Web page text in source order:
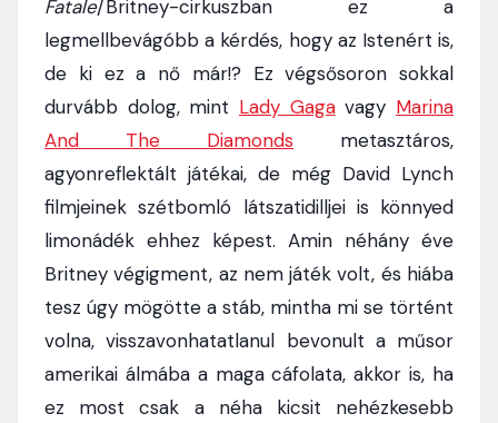
Fatale/Britney-cirkuszban ez a
legmellbevágóbb a kérdés, hogy az Istenért is,
de ki ez a nő már!? Ez végsősoron sokkal
durvább dolog, mint Lady Gagavagy Marina
And The Diamonds metasztáros,
agyonreflektált játékai, de még David Lynch
filmjeinek szétbomló látszatidilljei is könnyed
limonádék ehhez képest. Amin néhány éve
Britney végigment, az nem játék volt, és hiába
tesz úgy mögötte a stáb, mintha mi se történt
volna, visszavonhatatlanul bevonult a műsor
amerikai álmába a maga cáfolata, akkor is, ha
ez most csak a néha kicsit nehézkesebb